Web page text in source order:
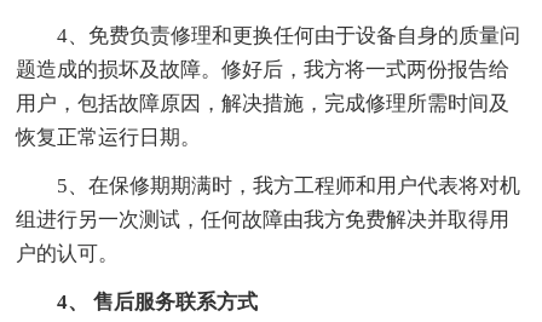
4、免费负责修理和更换任何由于设备自身的质量问
题造成的损坏及故障。修好后，我方将一式两份报告给
用户，包括故障原因，解决措施，完成修理所需时间及
恢复正常运行日期。
5、在保修期期满时，我方工程师和用户代表将对机
组进行另一次测试，任何故障由我方免费解决并取得用
户的认可。
4、 售后服务联系方式